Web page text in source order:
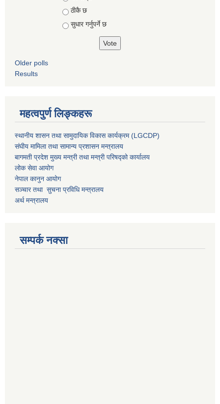
ठीकै छ
सुधार गर्नुपर्ने छ
Older polls
Results
महत्वपुर्ण लिङ्कहरू
स्थानीय शासन तथा सामुदायिक विकास कार्यक्रम (LGCDP)
संघीय मामिला तथा सामान्य प्रशासन मन्त्रालय
बागमती प्रदेश मुख्य मन्त्री तथा मन्त्री परिषद्को कार्यालय
लोक सेवा आयोग
नेपाल कानुन आयोग
सञ्चार तथा सुचना प्रविधि मन्त्रालय
अर्थ मन्त्रालय
सम्पर्क नक्सा